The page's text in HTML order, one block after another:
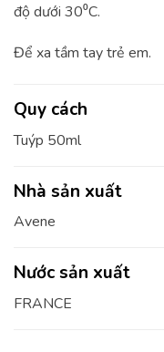
độ dưới 30⁰C.
Để xa tầm tay trẻ em.
Quy cách
Tuýp 50ml
Nhà sản xuất
Avene
Nước sản xuất
FRANCE